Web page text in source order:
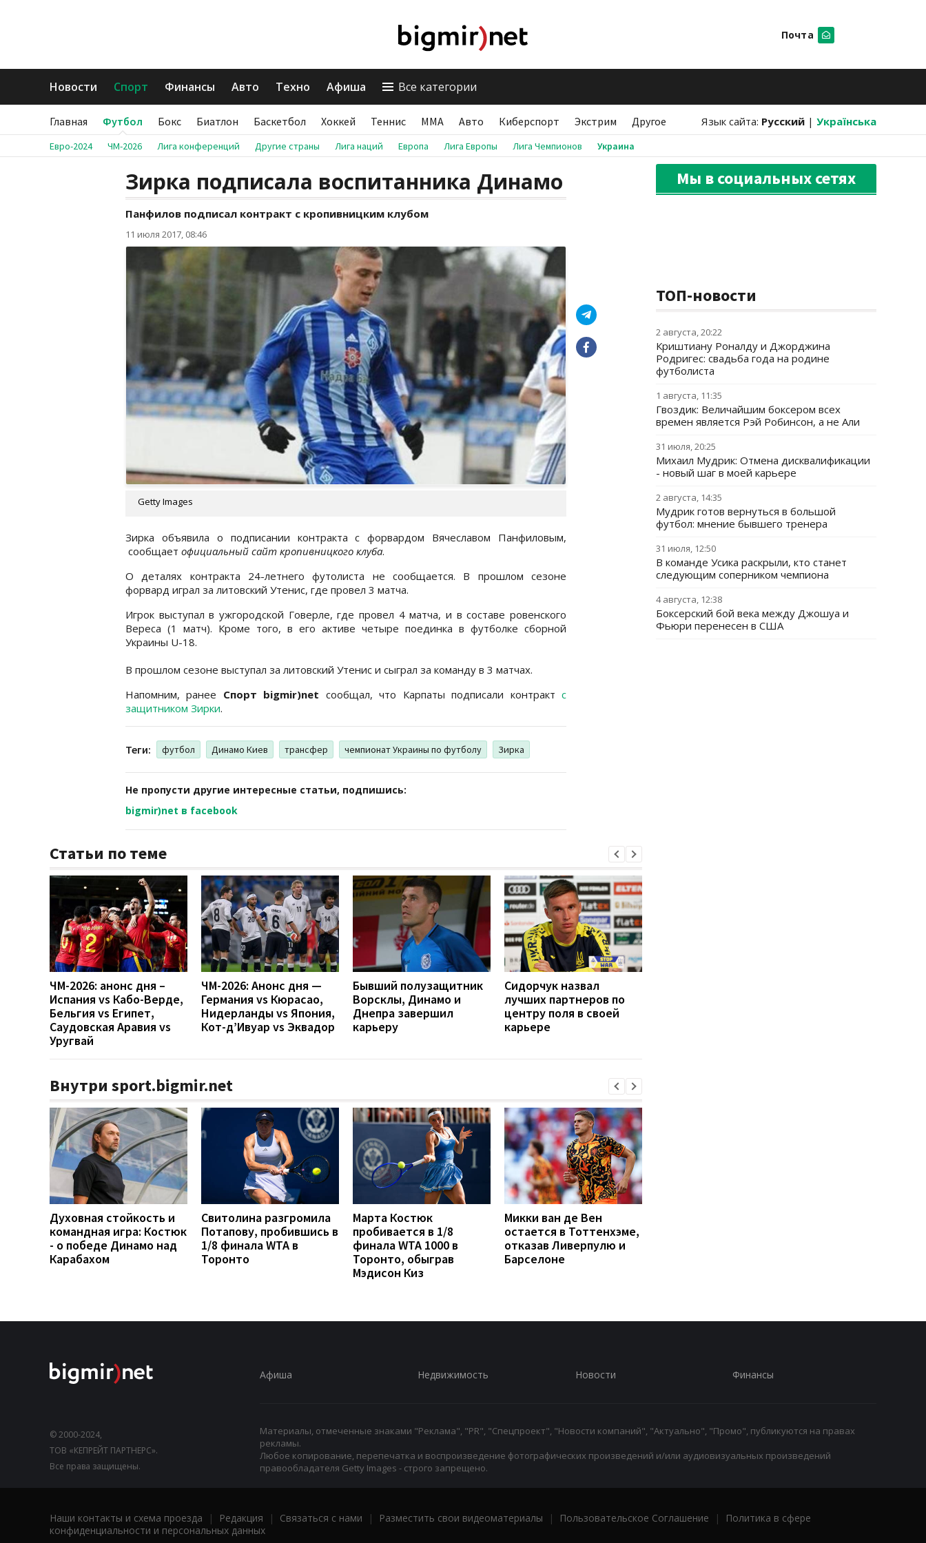
Почта
Новости Спорт Финансы Авто Техно Афиша Все категории
Главная Футбол Бокс Биатлон Баскетбол Хоккей Теннис ММА Авто Киберспорт Экстрим Другое Язык сайта: Русский | Українська
Евро-2024 ЧМ-2026 Лига конференций Другие страны Лига наций Европа Лига Европы Лига Чемпионов Украина
Зирка подписала воспитанника Динамо
Панфилов подписал контракт с кропивницким клубом
11 июля 2017, 08:46
Getty Images
Зирка объявила о подписании контракта с форвардом Вячеславом Панфиловым,
сообщает официальный сайт кропивницкого клуба.
О деталях контракта 24-летнего футолиста не сообщается. В прошлом сезоне
форвард играл за литовский Утенис, где провел 3 матча.
Игрок выступал в ужгородской Говерле, где провел 4 матча, и в составе ровенского
Вереса (1 матч). Кроме того, в его активе четыре поединка в футболке сборной
Украины U-18.
В прошлом сезоне выступал за литовский Утенис и сыграл за команду в 3 матчах.
Напомним, ранее Спорт bigmir)net сообщал, что Карпаты подписали контрактс
защитником Зирки.
Теги: футбол Динамо Киев трансфер чемпионат Украины по футболу Зирка
Не пропусти другие интересные статьи, подпишись:
bigmir)net в facebook
Статьи по теме
ЧМ-2026: анонс дня –
Испания vs Кабо-Верде,
Бельгия vs Египет,
Саудовская Аравия vs
Уругвай
ЧМ-2026: Анонс дня —
Германия vs Кюрасао,
Нидерланды vs Япония,
Кот-д’Ивуар vs Эквадор
Бывший полузащитник
Ворсклы, Динамо и
Днепра завершил
карьеру
Cидорчук назвал
лучших партнеров по
центру поля в своей
карьере
Внутри sport.bigmir.net
Духовная стойкость и
командная игра: Костюк
- о победе Динамо над
Карабахом
Свитолина разгромила
Потапову, пробившись в
1/8 финала WTA в
Торонто
Марта Костюк
пробивается в 1/8
финала WTA 1000 в
Торонто, обыграв
Мэдисон Киз
Микки ван де Вен
остается в Тоттенхэме,
отказав Ливерпулю и
Барселоне
Мы в социальных сетях
ТОП-новости
2 августа, 20:22
Криштиану Роналду и Джорджина
Родригес: свадьба года на родине
футболиста
1 августа, 11:35
Гвоздик: Величайшим боксером всех
времен является Рэй Робинсон, а не Али
31 июля, 20:25
Михаил Мудрик: Отмена дисквалификации
- новый шаг в моей карьере
2 августа, 14:35
Мудрик готов вернуться в большой
футбол: мнение бывшего тренера
31 июля, 12:50
В команде Усика раскрыли, кто станет
следующим соперником чемпиона
4 августа, 12:38
Боксерский бой века между Джошуа и
Фьюри перенесен в США
© 2000-2024,
ТОВ «КЕПРЕЙТ ПАРТНЕРС».
Все права защищены.
Афиша Недвижимость Новости Финансы
Материалы, отмеченные знаками "Реклама", "PR", "Спецпроект", "Новости компаний", "Актуально", "Промо", публикуются на правах
рекламы.
Любое копирование, перепечатка и воспроизведение фотографических произведений и/или аудиовизуальных произведений
правообладателя Getty Images - строго запрещено.
Наши контакты и схема проезда | Редакция | Связаться с нами | Разместить свои видеоматериалы | Пользовательское Соглашение |
Политика в сфере
конфиденциальности и персональных данных